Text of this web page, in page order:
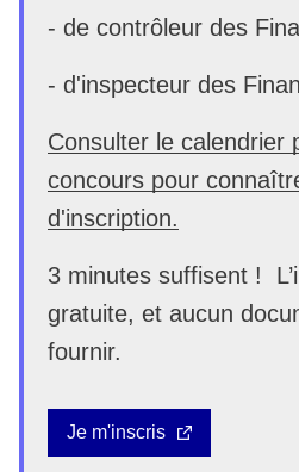
- de contrôleur des
- d'inspecteur des
Consulter le calendrier
concours pour
d'inscription.
3 minutes suffisent !
gratuite, et aucun
fournir.
Je m'inscris